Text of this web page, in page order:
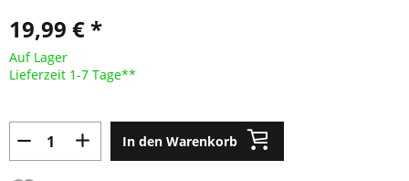
19,99 € *
Auf Lager
Lieferzeit 1-7 Tage**
In den Warenkorb